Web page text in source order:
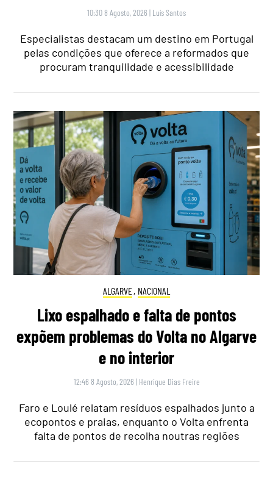
10:30 8 Agosto, 2026 | Luís Santos
Especialistas destacam um destino em Portugal
pelas condições que oferece a reformados que
procuram tranquilidade e acessibilidade
ALGARVE, NACIONAL
Lixo espalhado e falta de pontos
expõem problemas do Volta no Algarve
e no interior
12:46 8 Agosto, 2026 | Henrique Dias Freire
Faro e Loulé relatam resíduos espalhados junto a
ecopontos e praias, enquanto o Volta enfrenta
falta de pontos de recolha noutras regiões